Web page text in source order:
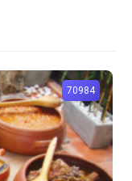
70984